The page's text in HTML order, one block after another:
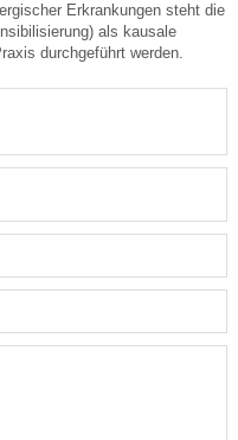
Erkrankungen steht die
als kausale
durchgeführt werden.